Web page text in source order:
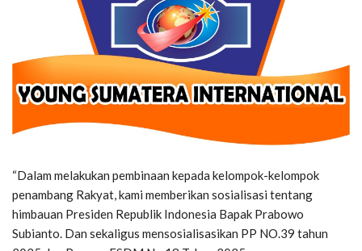
“Dalam melakukan pembinaan kepada kelompok-kelompok
penambang Rakyat, kami memberikan sosialisasi tentang
himbauan Presiden Republik Indonesia Bapak Prabowo
Subianto. Dan sekaligus mensosialisasikan PP NO.39 tahun